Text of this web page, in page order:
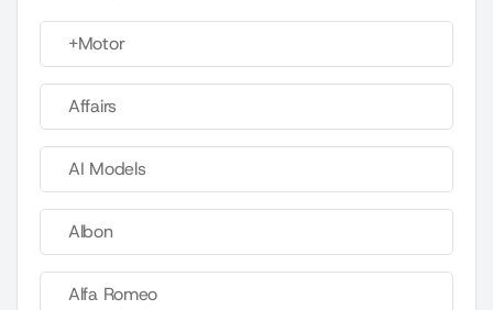
+Motor
Affairs
AI Models
Albon
Alfa Romeo